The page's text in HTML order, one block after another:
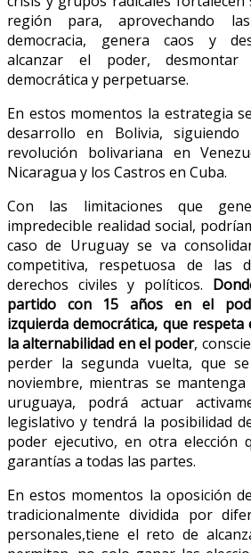
región para, aprovechando
democracia, genera caos y
alcanzar el poder, desmontar
democrática y perpetuarse.
En estos momentos la estrategia
desarrollo en Bolivia,
revolución bolivariana en
Nicaragua y los Castros en Cuba.
Con las limitaciones que
impredecible realidad social,
caso de Uruguay se va
competitiva, respetuosa de las
derechos civiles y políticos.
partido con 15 años en el
izquierda democrática, que
la alternabilidad en el poder,
perder la segunda vuelta, que
noviembre, mientras se mantenga
uruguaya, podrá actuar
legislativo y tendrá la posibilidad
poder ejecutivo, en otra elección
garantías a todas las partes.
En estos momentos la oposición
tradicionalmente dividida por
personales,tiene el reto de